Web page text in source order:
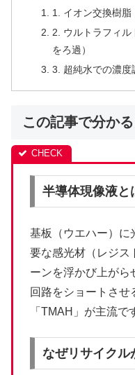
1. イオン交換樹脂
2. ウルトラフィル
をろ過）
3. 超純水での濃度
この記事で分か
半導体現像液と
基板（ウエハー）に
要な感光材（レジス
ーンを浮かび上がら
回路をショートさせ
「TMAH」が主流で
なぜリサイクル